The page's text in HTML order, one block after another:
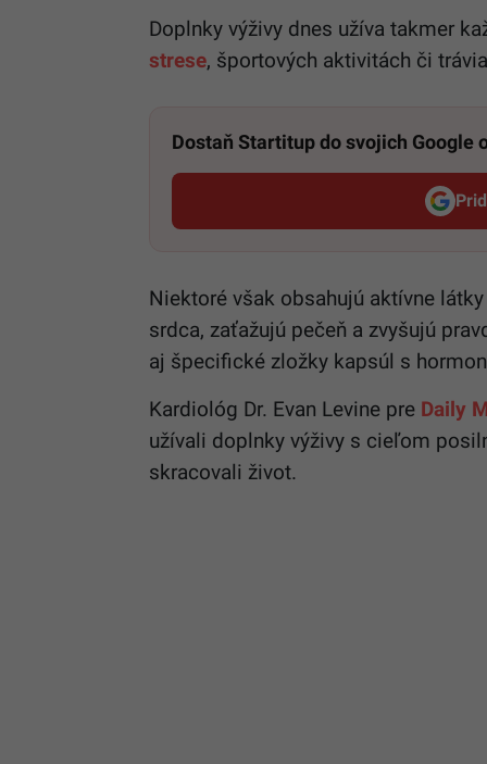
Doplnky výživy dnes užíva takmer
strese, športových aktivitách či
Dostaň Startitup do svojich Google
Niektoré však obsahujú aktívne
srdca, zaťažujú pečeň a zvyšujú
aj špecifické zložky kapsúl s
Kardiológ Dr. Evan Levine pre Daily
užívali doplnky výživy s cieľom
skracovali život.